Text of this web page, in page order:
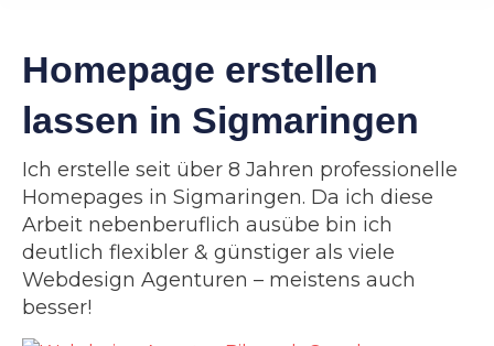
Homepage erstellen
lassen in Sigmaringen
Ich erstelle seit über 8 Jahren professionelle
Homepages in Sigmaringen. Da ich diese
Arbeit nebenberuflich ausübe bin ich
deutlich flexibler & günstiger als viele
Webdesign Agenturen – meistens auch
besser!